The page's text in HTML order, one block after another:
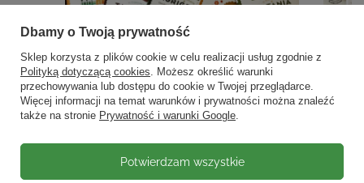
Dbamy o Twoją prywatność
Sklep korzysta z plików cookie w celu realizacji usług zgodnie z
Polityką dotyczącą cookies. Możesz określić warunki
przechowywania lub dostępu do cookie w Twojej przeglądarce.
Więcej informacji na temat warunków i prywatności można znaleźć
także na stronie Prywatność i warunki Google.
Potwierdzam wszystkie